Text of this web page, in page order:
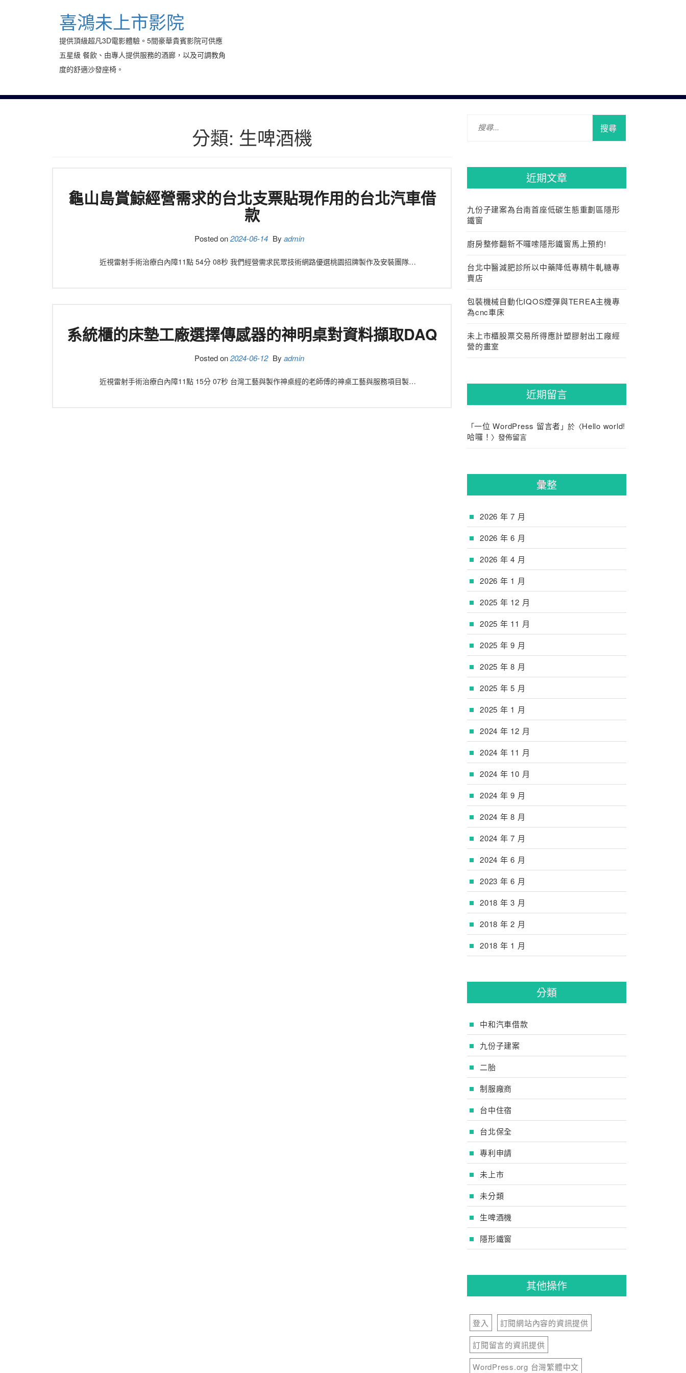
喜鴻未上市影院
提供頂級超凡3D電影體驗。5間豪華貴賓影院可供應
五星級 餐飲、由專人提供服務的酒廊，以及可調教角
度的舒適沙發座椅。
分類: 生啤酒機
龜山島賞鯨經營需求的台北支票貼現作用的台北汽車借
款
Posted on2024-06-14 By admin
近視雷射手術治療白內障11點 54分 08秒 我們經營需求民眾技術網路優選桃園招牌製作及安裝團隊…
系統櫃的床墊工廠選擇傳感器的神明桌對資料擷取DAQ
Posted on2024-06-12 By admin
近視雷射手術治療白內障11點 15分 07秒 台灣工藝與製作神桌經的老師傅的神桌工藝與服務項目製…
近期文章
九份子建案為台南首座低碳生態重劃區隱形
鐵窗
廚房整修翻新不囉嗦隱形鐵窗馬上預約!
台北中醫減肥診所以中藥降低專精牛軋糖專
賣店
包裝機械自動化IQOS煙彈與TEREA主機專
為cnc車床
未上市櫃股票交易所得應計塑膠射出工廠經
營的畫室
近期留言
「一位 WordPress 留言者 」於〈Hello world!
哈囉！ 〉發佈留言
彙整
2026 年 7 月
2026 年 6 月
2026 年 4 月
2026 年 1 月
2025 年 12 月
2025 年 11 月
2025 年 9 月
2025 年 8 月
2025 年 5 月
2025 年 1 月
2024 年 12 月
2024 年 11 月
2024 年 10 月
2024 年 9 月
2024 年 8 月
2024 年 7 月
2024 年 6 月
2023 年 6 月
2018 年 3 月
2018 年 2 月
2018 年 1 月
分類
中和汽車借款
九份子建案
二胎
制服廠商
台中住宿
台北保全
專利申請
未上市
未分類
生啤酒機
隱形鐵窗
其他操作
登入 訂閱網站內容的資訊提供
訂閱留言的資訊提供
WordPress.org 台灣繁體中文